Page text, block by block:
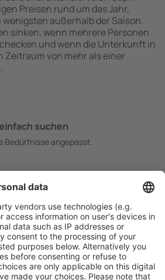
Preisen rund um das Jahr,
außerhalb der Saison.
sinken, wenn mehrere Personen
und wenn die Unterkunft in
Zeitraum von mehr als einer
suchen
Bedürfnisse angepasst.
mit einer kostenlosen
und Spezialangebote für eingeloggte